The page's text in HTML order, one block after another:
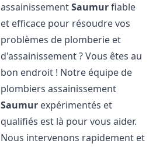
assainissementSaumurfiable
et efficace pour résoudre vos
problèmes de plomberie et
d'assainissement ? Vous êtes au
bon endroit ! Notre équipe de
plombiers assainissement
Saumur expérimentés et
qualifiés est là pour vous aider.
Nous intervenons rapidement et